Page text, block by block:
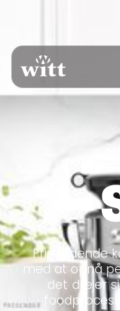
Prisvindende
med at opnå
det drejer